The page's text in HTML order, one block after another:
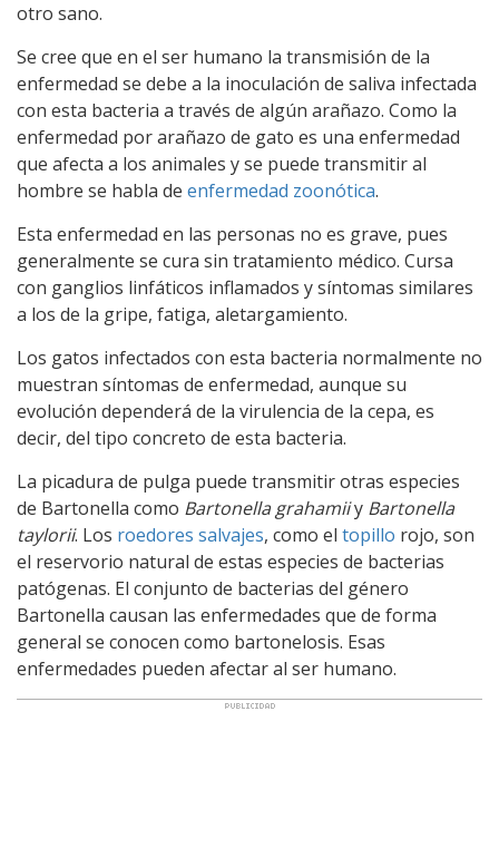
otro sano.
Se cree que en el ser humano la transmisión de la
enfermedad se debe a la inoculación de saliva infectada
con esta bacteria a través de algún arañazo. Como la
enfermedad por arañazo de gato es una enfermedad
que afecta a los animales y se puede transmitir al
hombre se habla de enfermedad zoonótica.
Esta enfermedad en las personas no es grave, pues
generalmente se cura sin tratamiento médico. Cursa
con ganglios linfáticos inflamados y síntomas similares
a los de la gripe, fatiga, aletargamiento.
Los gatos infectados con esta bacteria normalmente no
muestran síntomas de enfermedad, aunque su
evolución dependerá de la virulencia de la cepa, es
decir, del tipo concreto de esta bacteria.
La picadura de pulga puede transmitir otras especies
de Bartonella como Bartonella grahamiiy Bartonella
taylorii. Los roedores salvajes, como el topillo rojo, son
el reservorio natural de estas especies de bacterias
patógenas. El conjunto de bacterias del género
Bartonella causan las enfermedades que de forma
general se conocen como bartonelosis. Esas
enfermedades pueden afectar al ser humano.